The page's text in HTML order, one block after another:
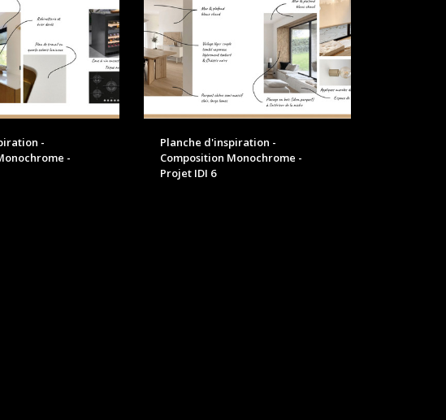
-
-
Planche d'inspiration -
Composition Monochrome -
Projet IDI 6